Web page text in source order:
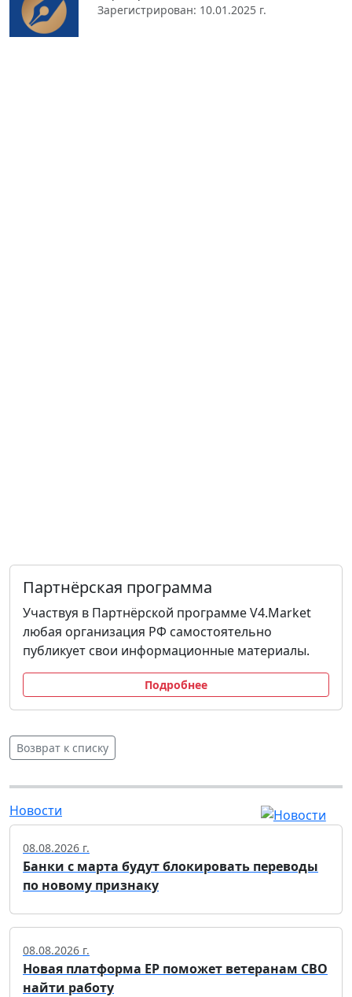
Зарегистрирован: 10.01.2025 г.
Партнёрская программа
Участвуя в Партнёрской программе V4.Market
любая организация РФ самостоятельно
публикует свои информационные материалы.
Подробнее
Возврат к списку
Новости
08.08.2026 г.
Банки с марта будут блокировать переводы
по новому признаку
08.08.2026 г.
Новая платформа ЕР поможет ветеранам СВО
найти работу